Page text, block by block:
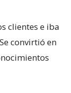
clientes e iba
convirtió en